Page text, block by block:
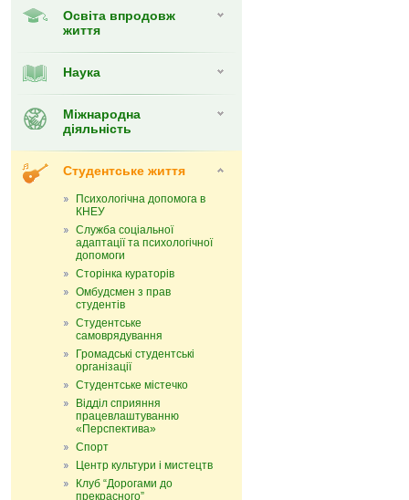
Освіта впродовж
життя
Наука
Міжнародна
діяльність
Студентське життя
Психологічна допомога в
КНЕУ
Служба соціальної
адаптації та психологічної
допомоги
Сторінка кураторів
Омбудсмен з прав
студентів
Студентське
самоврядування
Громадські студентські
організації
Студентське містечко
Відділ сприяння
працевлаштуванню
«Перспектива»
Спорт
Центр культури і мистецтв
Клуб “Дорогами до
прекрасного”